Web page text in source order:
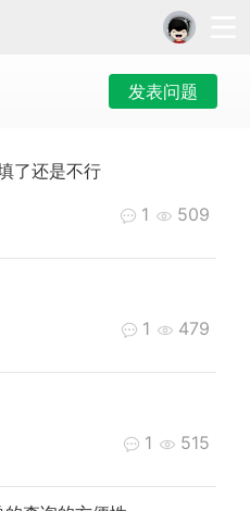
发表问题
了还是不行
1 509
1 479
1 515